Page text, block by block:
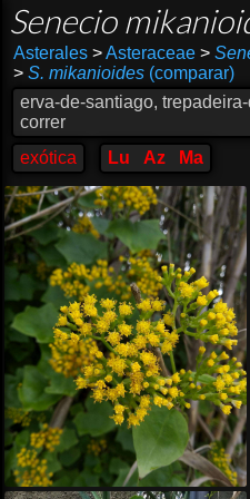
Senecio
Asterales >Asteraceae >
> S. mikanioides(comparar)
erva-de-santiago,
correr
exótica
Lu Az Ma